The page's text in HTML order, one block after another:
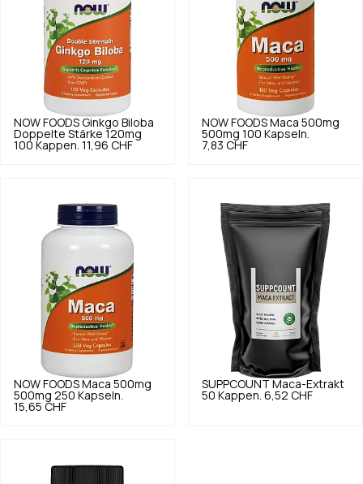
NOW FOODS Ginkgo Biloba
Doppelte Stärke 120mg
100 Kappen. 11,96 CHF
NOW FOODS Maca 500mg
500mg 100 Kapseln.
7,83 CHF
NOW FOODS Maca 500mg
500mg 250 Kapseln.
15,65 CHF
SUPPCOUNT Maca-Extrakt
50 Kappen. 6,52 CHF